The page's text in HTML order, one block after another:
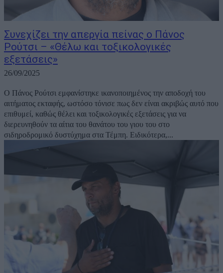
Συνεχίζει την απεργία πείνας ο Πάνος
Ρούτσι – «Θέλω και τοξικολογικές
εξετάσεις»
26/09/2025
Ο Πάνος Ρούτσι εμφανίστηκε ικανοποιημένος την αποδοχή του
αιτήματος εκταφής, ωστόσο τόνισε πως δεν είναι ακριβώς αυτό που
επιθυμεί, καθώς θέλει και τοξικολογικές εξετάσεις για να
διερευνηθούν τα αίτια του θανάτου του γιου του στο
σιδηροδρομικό δυστύχημα στα Τέμπη. Ειδικότερα,...